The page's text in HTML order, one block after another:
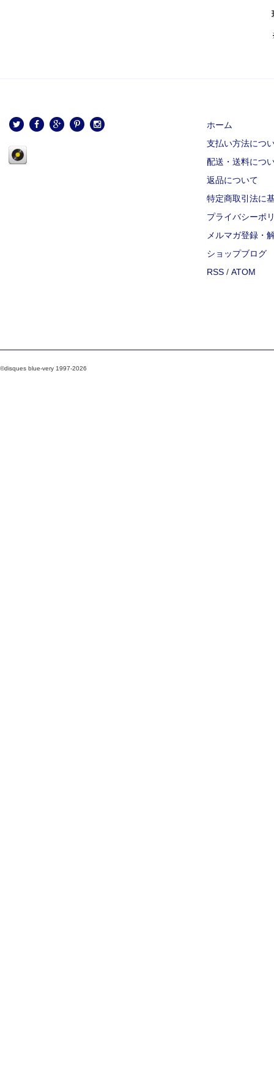
ホーム
支払い方法につ
配送・送料につ
返品について
特定商取引法に
プライバシーポ
メルマガ登録・
ショップブログ
RSS / ATOM
©disques blue-very 1997-2026